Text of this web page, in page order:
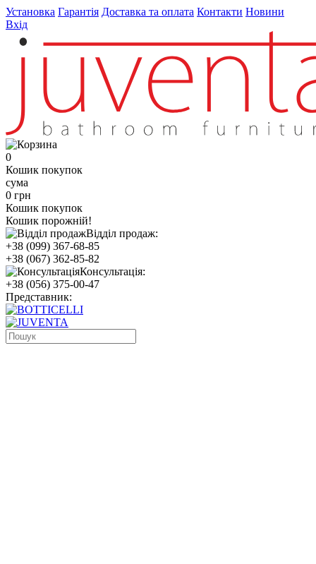
Установка Гарантія Доставка та оплата Контакти Новини
Вхід
0
Кошик покупок
сума
0 грн
Кошик покупок
Кошик порожній!
Відділ продаж:
+38 (099) 367-68-85
+38 (067) 362-85-82
Консультація:
+38 (056) 375-00-47
Представник: